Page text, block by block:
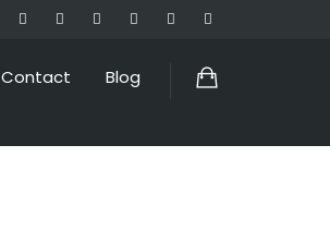
Contact Blog